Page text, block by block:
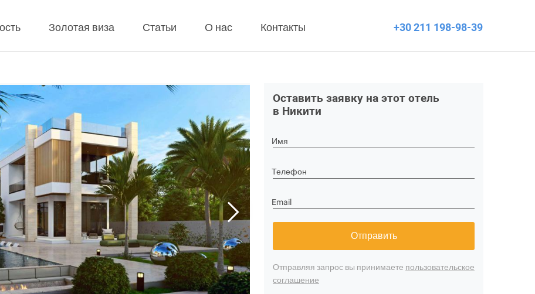
Золотая виза Статьи О нас Контакты +30 211 198-98-39
Оставить заявку на этот отель
в Никити
Имя
Телефон
Email
Отправить
Отправляя запрос вы принимаете пользовательское
соглашение